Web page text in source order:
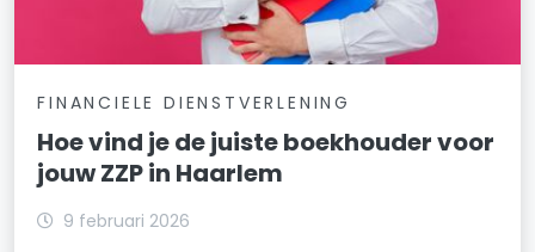
FINANCIELE DIENSTVERLENING
Hoe vind je de juiste boekhouder voor
jouw ZZP in Haarlem
9 februari 2026